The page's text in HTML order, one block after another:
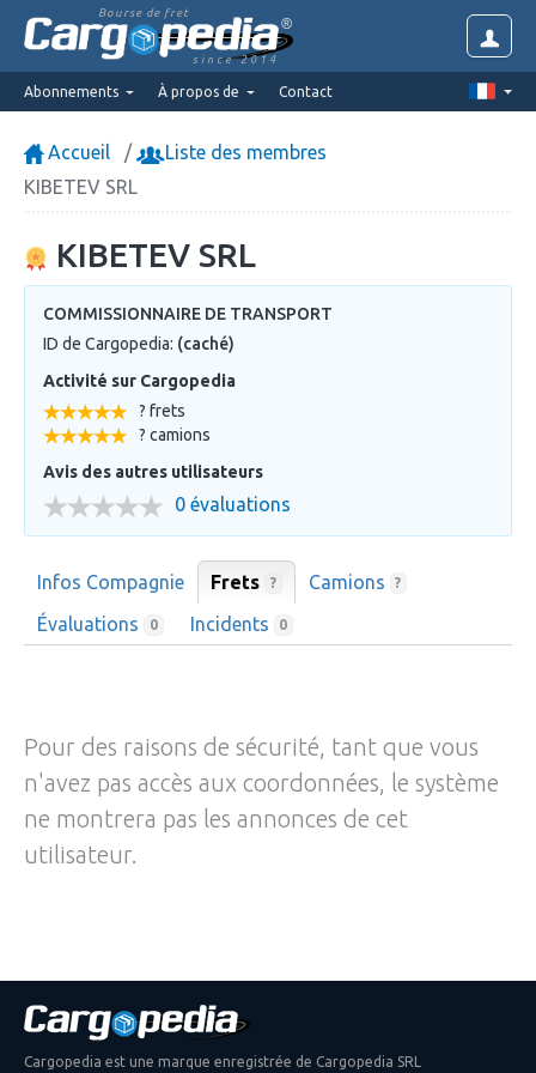
Bourse de fret
since 2014
Abonnements À propos de Contact
Accueil
Liste des membres
KIBETEV SRL
KIBETEV SRL
COMMISSIONNAIRE DE TRANSPORT
ID de Cargopedia: (caché)
Activité sur Cargopedia
? frets
? camions
Avis des autres utilisateurs
0 évaluations
Infos Compagnie Frets ? Camions ?
Évaluations 0 Incidents 0
Pour des raisons de sécurité, tant que vous
n'avez pas accès aux coordonnées, le système
ne montrera pas les annonces de cet
utilisateur.
Cargopedia est une marque enregistrée de Cargopedia SRL